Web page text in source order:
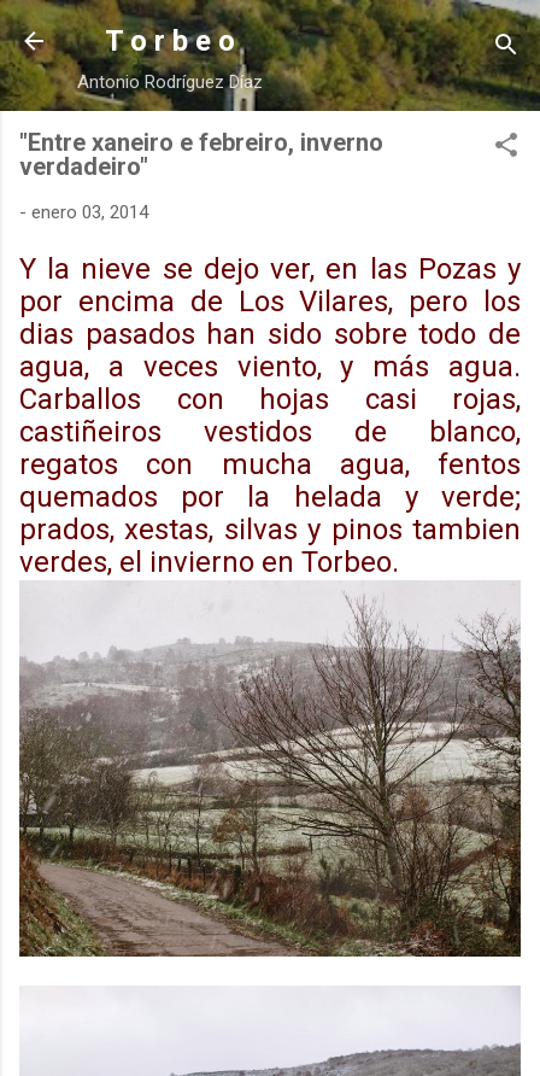
Ir al contenido principal
T o r b e o
Antonio Rodríguez Díaz
"Entre xaneiro e febreiro, inverno
verdadeiro"
- enero 03, 2014
Y la nieve se dejo ver, en las Pozas y
por encima de Los Vilares, pero los
dias pasados han sido sobre todo de
agua, a veces viento, y más agua.
Carballos con hojas casi rojas,
castiñeiros vestidos de blanco,
regatos con mucha agua, fentos
quemados por la helada y verde;
prados, xestas, silvas y pinos tambien
verdes, el invierno en Torbeo.